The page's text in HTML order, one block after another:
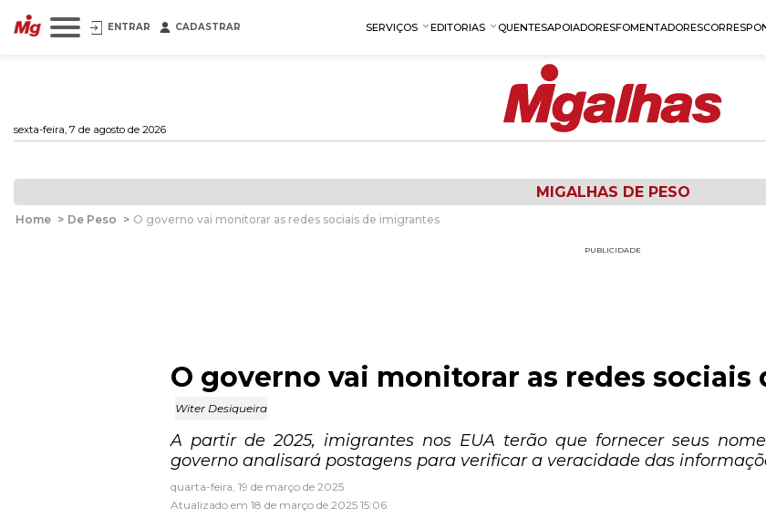
ENTRAR CADASTRAR SERVIÇOS EDITORIAS QUENTESAPOIADORESFOMENTADORES
sexta-feira, 7 de agosto de 2026
MIGALHAS DE PESO
Home > De Peso > O governo vai monitorar as redes sociais de imigrantes
PUBLICIDADE
O governo vai monitorar as redes sociais
Witer Desiqueira
A partir de 2025, imigrantes nos EUA terão que fornecer seus
governo analisará postagens para verificar a veracidade das
quarta-feira, 19 de março de 2025
Atualizado em 18 de março de 2025 15:06